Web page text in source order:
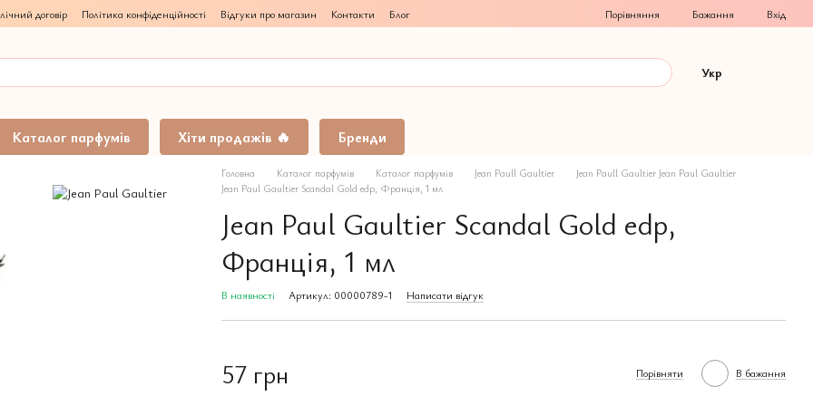
договір Політика конфіденційності Відгуки про магазин Контакти Блог Порівняння Бажання Вхід
Укр
Каталог парфумів Хіти продажів 🔥 Бренди
Головна Каталог парфумів Каталог парфумів Jean Paull Gaultier
Jean Paull Gaultier Jean Paul Gaultier
Jean Paul Gaultier Scandal Gold edp, Франція, 1 мл
Jean Paul Gaultier Scandal Gold edp,
Франція, 1 мл
В наявності Артикул: 00000789-1 Написати відгук
57 грн Порівняти В бажання